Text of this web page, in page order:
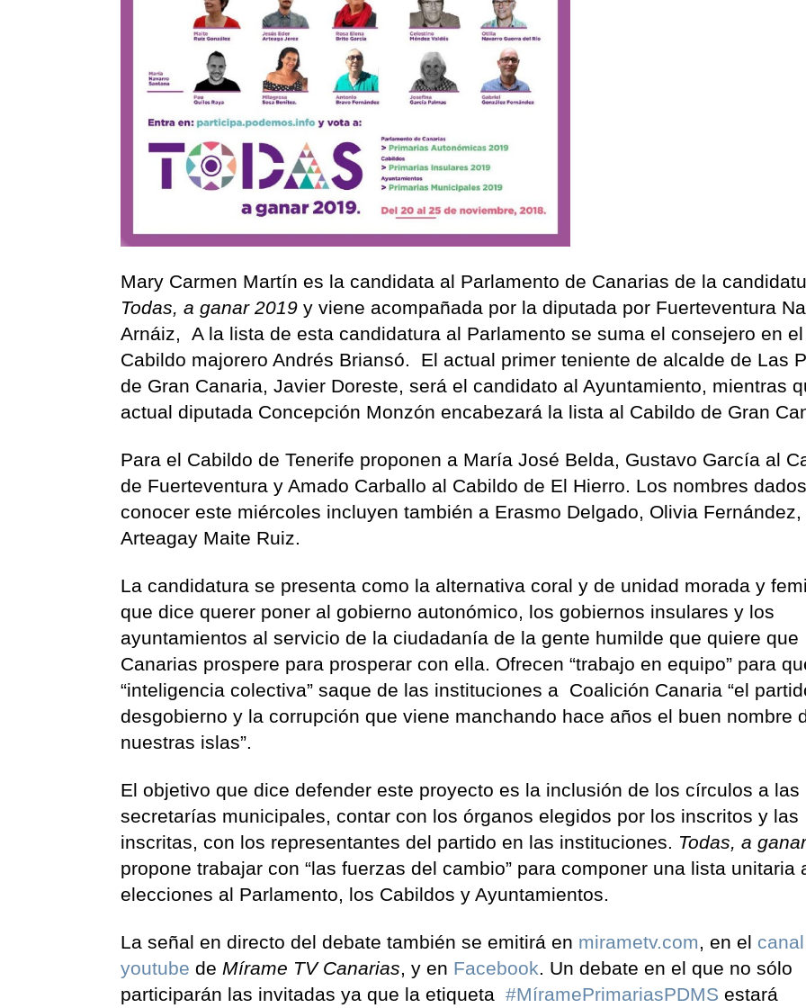
Mary Carmen Martín es la candidata al Parlamento de Canarias de la
Todas, a ganar 2019 y viene acompañada por la diputada por Fuerteventura
Arnáiz, A la lista de esta candidatura al Parlamento se suma el consejero en el
Cabildo majorero Andrés Briansó. El actual primer teniente de alcalde de Las
de Gran Canaria, Javier Doreste, será el candidato al Ayuntamiento, mientras
actual diputada Concepción Monzón encabezará la lista al Cabildo de Gran
Para el Cabildo de Tenerife proponen a María José Belda, Gustavo García al
de Fuerteventura y Amado Carballo al Cabildo de El Hierro. Los nombres
conocer este miércoles incluyen también a Erasmo Delgado, Olivia Fernández,
Arteagay Maite Ruiz.
La candidatura se presenta como la alternativa coral y de unidad morada y
que dice querer poner al gobierno autonómico, los gobiernos insulares y los
ayuntamientos al servicio de la ciudadanía de la gente humilde que quiere que
Canarias prospere para prosperar con ella. Ofrecen “trabajo en equipo” para
“inteligencia colectiva” saque de las instituciones a Coalición Canaria “el
desgobierno y la corrupción que viene manchando hace años el buen nombre
nuestras islas”.
El objetivo que dice defender este proyecto es la inclusión de los círculos a las
secretarías municipales, contar con los órganos elegidos por los inscritos y las
inscritas, con los representantes del partido en las instituciones. Todas, a
propone trabajar con “las fuerzas del cambio” para componer una lista unitaria
elecciones al Parlamento, los Cabildos y Ayuntamientos.
La señal en directo del debate también se emitirá en mirametv.com, en el
youtube de Mírame TV Canarias, y en Facebook. Un debate en el que no sólo
participarán las invitadas ya que la etiqueta#MíramePrimariasPDMS estará